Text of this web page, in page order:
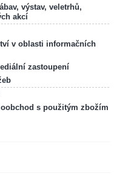
výstav, veletrhů,
akcí
v oblasti informačních
zastoupení
s použitým zbožím